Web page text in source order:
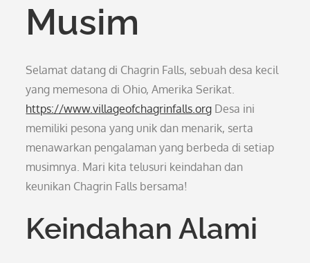
Musim
Selamat datang di Chagrin Falls, sebuah desa kecil
yang memesona di Ohio, Amerika Serikat.
https://www.villageofchagrinfalls.org Desa ini
memiliki pesona yang unik dan menarik, serta
menawarkan pengalaman yang berbeda di setiap
musimnya. Mari kita telusuri keindahan dan
keunikan Chagrin Falls bersama!
Keindahan Alami